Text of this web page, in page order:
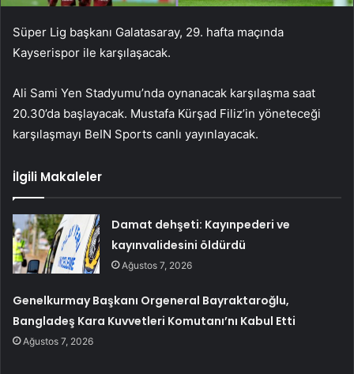
Süper Lig başkanı Galatasaray, 29. hafta maçında
Kayserispor ile karşılaşacak.
Ali Sami Yen Stadyumu’nda oynanacak karşılaşma saat
20.30’da başlayacak. Mustafa Kürşad Filiz’in yöneteceği
karşılaşmayı BeIN Sports canlı yayınlayacak.
İlgili Makaleler
Damat dehşeti: Kayınpederi ve
kayınvalidesini öldürdü
Ağustos 7, 2026
Genelkurmay Başkanı Orgeneral Bayraktaroğlu,
Bangladeş Kara Kuvvetleri Komutanı’nı Kabul Etti
Ağustos 7, 2026